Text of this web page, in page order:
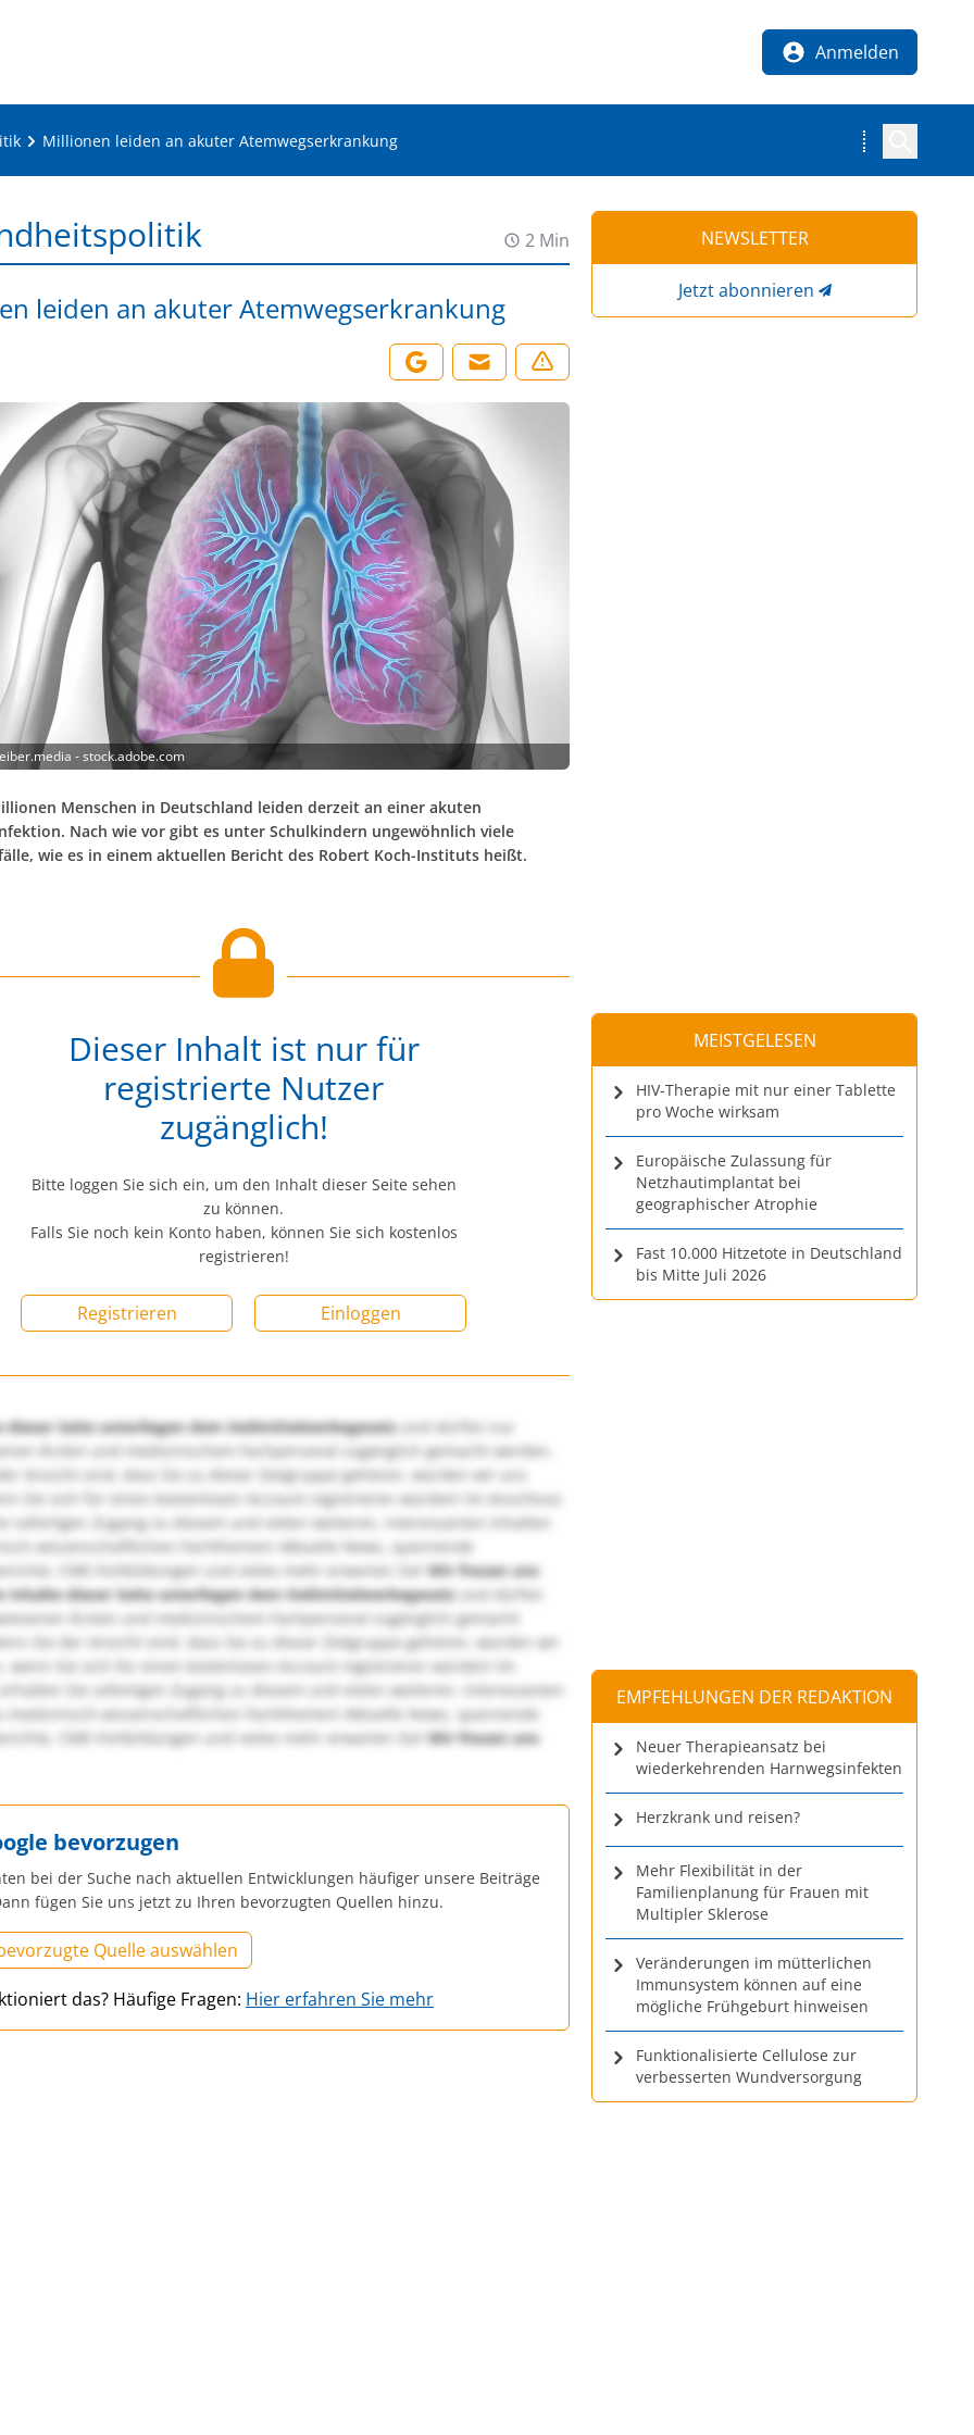
Anmelden
Millionen leiden an akuter Atemwegserkrankung
2 Min
leiden an akuter Atemwegserkrankung
- stock.adobe.com
Menschen in Deutschland leiden derzeit an einer akuten
Nach wie vor gibt es unter Schulkindern ungewöhnlich viele
wie es in einem aktuellen Bericht des Robert Koch-Instituts heißt.
Dieser Inhalt ist nur für
registrierte Nutzer
zugänglich!
Bitte loggen Sie sich ein, um den Inhalt dieser Seite sehen
zu können.
Falls Sie noch kein Konto haben, können Sie sich kostenlos
registrieren!
Registrieren Einloggen
dieser Seite unterliegen dem Heilmittelwerbegesetzund dürfen nur
Ärzten und medizinischem Fachpersonal zugänglich gemacht werden.
Ansicht sind, dass Sie zu dieser Zielgruppe gehören, würden wir uns
Sie sich für einen kostenlosen Account registrieren würden! Im Anschluss
sofortigen Zugang zu diesem und vielen weiteren, interessanten Inhalten
wissenschaftlichen Fachthemen! Aktuelle News, spannende
CME-Fortbildungen und vieles mehr erwarten Sie!Wir freuen uns
Inhalte dieser Seite unterliegen dem Heilmittelwerbegesetzund dürfen
Ärzten und medizinischem Fachpersonal zugänglich gemacht
Sie der Ansicht sind, dass Sie zu dieser Zielgruppe gehören, würden wir
wenn Sie sich für einen kostenlosen Account registrieren würden! Im
Sie sofortigen Zugang zu diesem und vielen weiteren, interessanten
medizinisch-wissenschaftlichen Fachthemen! Aktuelle News, spannende
CME-Fortbildungen und vieles mehr erwarten Sie! Wir freuen uns
bevorzugen
bei der Suche nach aktuellen Entwicklungen häufiger unsere Beiträge
fügen Sie uns jetzt zu Ihren bevorzugten Quellen hinzu.
Quelle auswählen
das? Häufige Fragen: Hier erfahren Sie mehr
NEWSLETTER
Jetzt abonnieren
MEISTGELESEN
HIV-Therapie mit nur einer Tablette
pro Woche wirksam
Europäische Zulassung für
Netzhautimplantat bei
geographischer Atrophie
Fast 10.000 Hitzetote in Deutschland
bis Mitte Juli 2026
EMPFEHLUNGEN DER REDAKTION
Neuer Therapieansatz bei
wiederkehrenden Harnwegsinfekten
Herzkrank und reisen?
Mehr Flexibilität in der
Familienplanung für Frauen mit
Multipler Sklerose
Veränderungen im mütterlichen
Immunsystem können auf eine
mögliche Frühgeburt hinweisen
Funktionalisierte Cellulose zur
verbesserten Wundversorgung